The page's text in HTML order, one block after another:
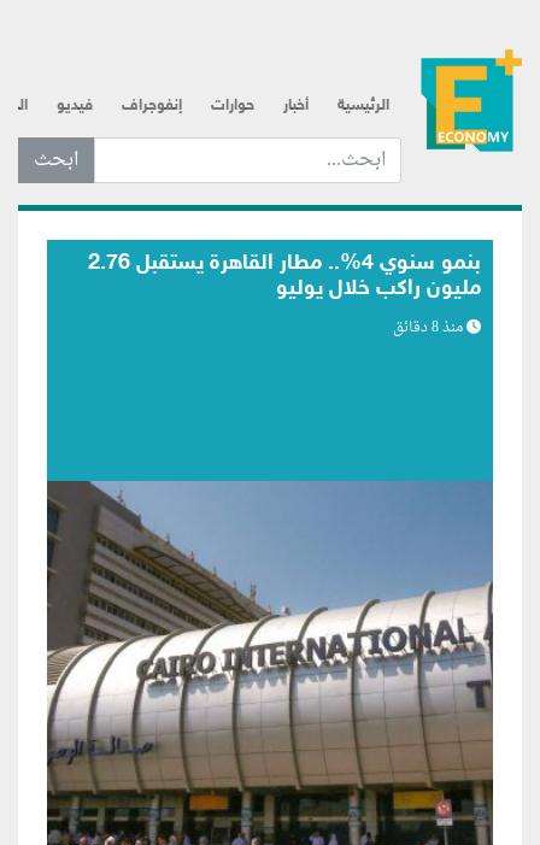
الرئيسية أخبار حوارات إنفوجراف فيديو
ابحث عن... :